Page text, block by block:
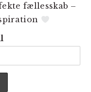
fællesskab –